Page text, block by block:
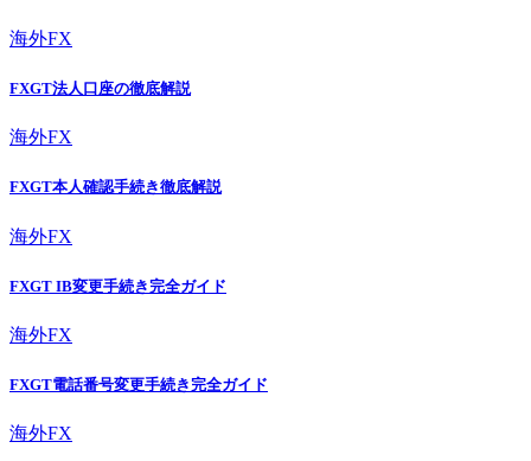
海外FX
FXGT法人口座の徹底解説
海外FX
FXGT本人確認手続き徹底解説
海外FX
FXGT IB変更手続き完全ガイド
海外FX
FXGT電話番号変更手続き完全ガイド
海外FX